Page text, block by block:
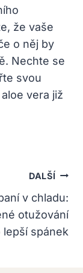
že vaše
o něj by
Nechte se
svou
vera již
DALŠÍ
v chladu:
otužování
lepší spánek